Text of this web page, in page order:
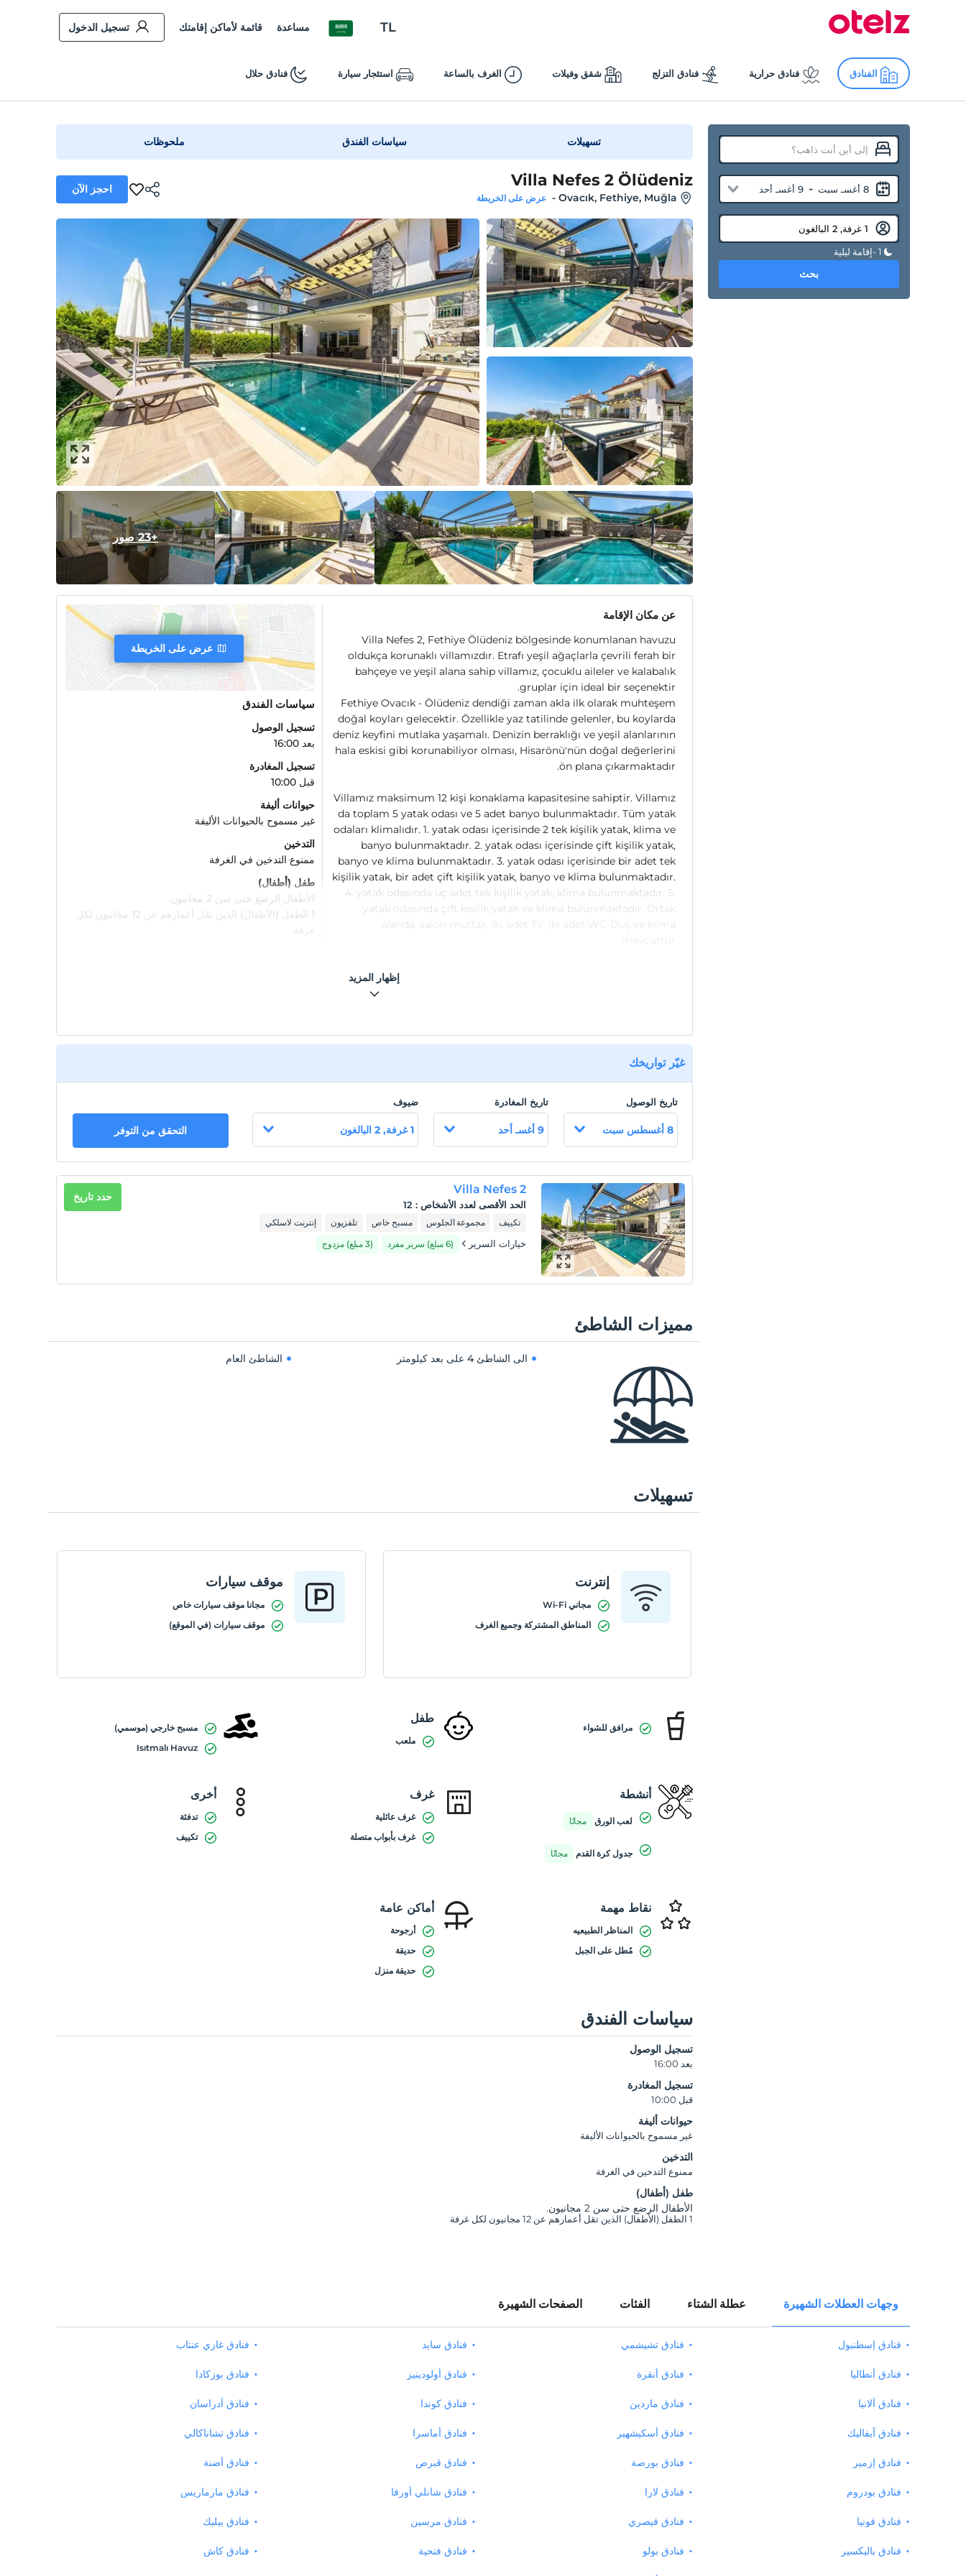
TL مساعدة قائمة لأماكن إقامتك تسجيل الدخول
الفنادق فنادق حرارية فنادق التزلج شقق وفيلات الغرف بالساعة استئجار سيارة فنادق حلال
8 أغسـ سبت - 9 أغسـ أحد
1 -إقامة ليلية
بحث
تسهيلات سياسات الفندق ملحوظات
Villa Nefes 2 Ölüdeniz
Ovacık, Fethiye, Muğla
- عرض على الخريطة
احجز الآن
+23 صور
عن مكان الإقامة
Villa Nefes 2, Fethiye Ölüdeniz bölgesinde konumlanan havuzu
oldukça korunaklı villamızdır. Etrafı yeşil ağaçlarla çevrili ferah bir
bahçeye ve yeşil alana sahip villamız, çocuklu aileler ve kalabalık
gruplar için ideal bir seçenektir.
Fethiye Ovacık - Ölüdeniz dendiği zaman akla ilk olarak muhteşem
doğal koyları gelecektir. Özellikle yaz tatilinde gelenler, bu koylarda
deniz keyfini mutlaka yaşamalı. Denizin berraklığı ve yeşil alanlarının
hala eskisi gibi korunabiliyor olması, Hisarönü'nün doğal değerlerini
ön plana çıkarmaktadır.
Villamız maksimum 12 kişi konaklama kapasitesine sahiptir. Villamız
da toplam 5 yatak odası ve 5 adet banyo bulunmaktadır. Tüm yatak
odaları klimalıdır. 1. yatak odası içerisinde 2 tek kişilik yatak, klima ve
banyo bulunmaktadır. 2. yatak odası içerisinde çift kişilik yatak,
banyo ve klima bulunmaktadır. 3. yatak odası içerisinde bir adet tek
kişilik yatak, bir adet çift kişilik yatak, banyo ve klima bulunmaktadır.
4. yatak odasında üç adet tek kişilik yatak, klima bulunmaktadır. 5.
yatak odasında çift kişilik yatak ve klima bulunmaktadır. Ortak
alanda, salon-mutfak, iki adet TV, iki adet WC-Duş ve klima
Bahçede hamak, şezlong ve çocuklar için oyun alanı mevcuttur.
Huzurlu ve size özel bir tatil için Villa Nefes 2'yi öneriyoruz.
Markete 1 km, merkeze 2 km, havaalanına 55 km mesafededir.
شاطئ
Plaja 4 km mesafededir.
عرض على الخريطة
سياسات الفندق
تسجيل الوصول
بعد 16:00
تسجيل المغادرة
قبل 10:00
حيوانات أليفة
غير مسموح بالحيوانات الأليفة
التدخين
ممنوع التدخين في الغرفة
طفل (أطفال)
الأطفال الرضع حتى سن 2 مجانيون.
1 الطفل (الأطفال) الذين تقل أعمارهم عن 12 مجانيون لكل
إظهار المزيد
غيّر تواريخك
تاريخ الوصول
8 أغسطس سبت
تاريخ المغادرة
9 أغسـ أحد
ضيوف
1 غرفة, 2 البالغون التحقق من التوفر
Villa Nefes 2
الحد الأقصى لعدد الأشخاص :
12
تكييف مجموعة الجلوس مسبح خاص تلفزيون إنترنت لاسلكي
خيارات السرير (6 مبلغ) سرير مفرد (3 مبلغ) مزدوج
حدد تاريخ
مميزات الشاطئ
الى الشاطئ 4 على بعد كيلومتر الشاطئ العام
تسهيلات
إنترنت
مجاني Wi-Fi
المناطق المشتركة وجميع الغرف
موقف سيارات
مجانا موقف سيارات خاص
موقف سيارات (في الموقع)
مرافق للشواء
طفل
ملعب
مسبح خارجي (موسمي)
Isıtmalı Havuz
أنشطة
لعب الورق مجانًا
جدول كرة القدم مجانًا
غرف
غرف عائلية
غرف بأبواب متصلة
أخرى
تدفئة
تكييف
نقاط مهمة
المناظر الطبيعيه
مُطل على الجبل
أماكن عامة
أرجوحة
حديقة
حديقة منزل
سياسات الفندق
تسجيل الوصول
بعد 16:00
تسجيل المغادرة
قبل 10:00
حيوانات أليفة
غير مسموح بالحيوانات الأليفة
التدخين
ممنوع التدخين في الغرفة
طفل (أطفال)
الأطفال الرضع حتى سن 2 مجانيون.
1 الطفل (الأطفال) الذين تقل أعمارهم عن 12 مجانيون لكل غرفة
وجهات العطلات الشهيرة عطلة الشتاء الفئات الصفحات الشهيرة
فنادق إسطنبول
فنادق أنطاليا
فنادق ألانيا
فنادق آيفاليك
فنادق إزمير
فنادق تشيشمي
فنادق أنقرة
فنادق ماردين
فنادق أسكيشهير
فنادق بورصة
فنادق سايد
فنادق أولودينيز
فنادق كوندا
فنادق أماسرا
فنادق قبرص
فنادق غازي عنتاب
فنادق بوزكادا
فنادق أدراسان
فنادق تشاناكالي
فنادق أضنة
فنادق بودروم
فنادق قونيا
فنادق باليكسير
فنادق لارا
فنادق قيصري
فنادق بولو
فنادق شانلي أورفا
فنادق مرسين
فنادق فتحية
فنادق مارماريس
فنادق بيليك
فنادق كاش